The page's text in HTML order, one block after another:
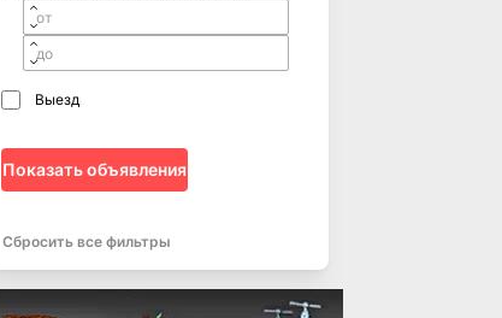
Выезд
Показать объявления
Сбросить все фильтры